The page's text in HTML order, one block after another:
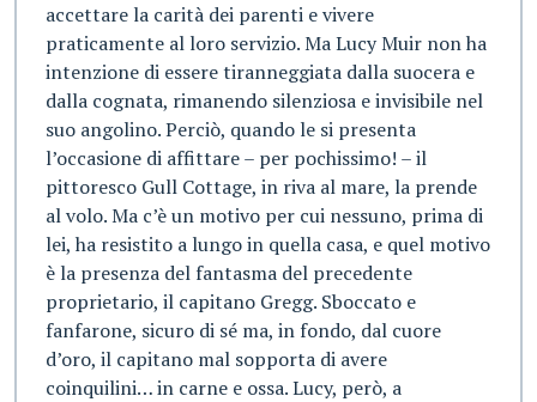
accettare la carità dei parenti e vivere
praticamente al loro servizio. Ma Lucy Muir non ha
intenzione di essere tiranneggiata dalla suocera e
dalla cognata, rimanendo silenziosa e invisibile nel
suo angolino. Perciò, quando le si presenta
l’occasione di affittare – per pochissimo! – il
pittoresco Gull Cottage, in riva al mare, la prende
al volo. Ma c’è un motivo per cui nessuno, prima di
lei, ha resistito a lungo in quella casa, e quel motivo
è la presenza del fantasma del precedente
proprietario, il capitano Gregg. Sboccato e
fanfarone, sicuro di sé ma, in fondo, dal cuore
d’oro, il capitano mal sopporta di avere
coinquilini… in carne e ossa. Lucy, però, a